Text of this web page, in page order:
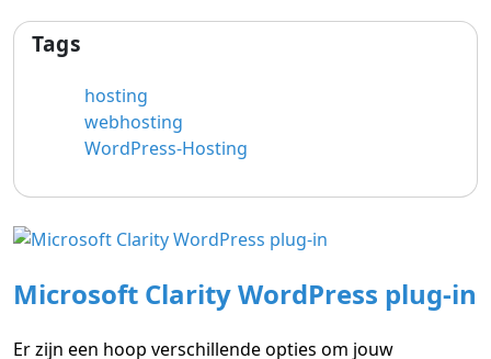
Tags
hosting
webhosting
WordPress-Hosting
Microsoft Clarity WordPress plug-in
Er zijn een hoop verschillende opties om jouw